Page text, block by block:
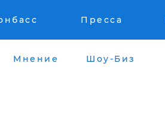
Пресса
Мнение Шоу-Биз